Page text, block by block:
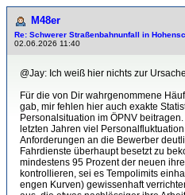
M48er
Re: Schwerer Straßenbahnunfall in
02.06.2026 11:40
@Jay: Ich weiß hier nichts zur
Für die von Dir wahrgenommene
gab, mir fehlen hier auch exakte
Personalsituation im ÖPNV
letzten Jahren viel
Anforderungen an die Bewerber
Fahrdienste überhaupt besetzt zu
mindestens 95 Prozent der neuen
kontrollieren, sei es Tempolimits
engen Kurven) gewissenhaft